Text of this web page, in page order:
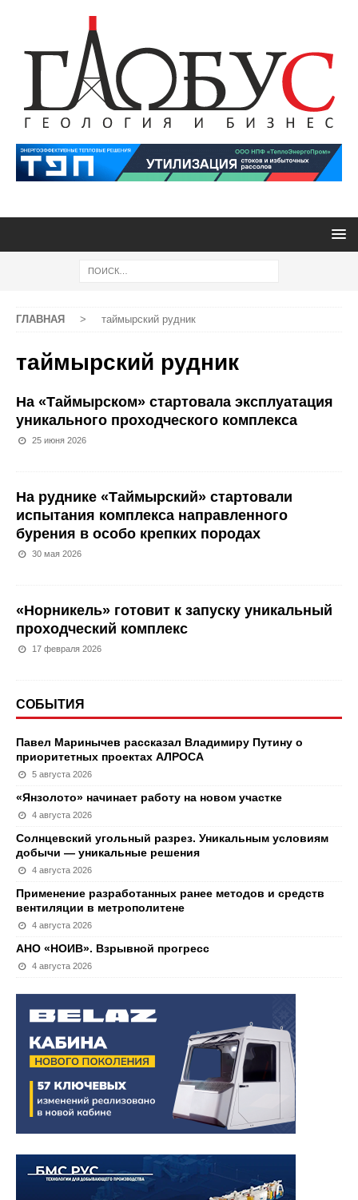
ГЛАВНАЯ > таймырский рудник
таймырский рудник
На «Таймырском» стартовала эксплуатация
уникального проходческого комплекса
25 июня 2026
На руднике «Таймырский» стартовали
испытания комплекса направленного
бурения в особо крепких породах
30 мая 2026
«Норникель» готовит к запуску уникальный
проходческий комплекс
17 февраля 2026
СОБЫТИЯ
Павел Маринычев рассказал Владимиру Путину о
приоритетных проектах АЛРОСА
5 августа 2026
«Янзолото» начинает работу на новом участке
4 августа 2026
Солнцевский угольный разрез. Уникальным условиям
добычи — уникальные решения
4 августа 2026
Применение разработанных ранее методов и средств
вентиляции в метрополитене
4 августа 2026
АНО «НОИВ». Взрывной прогресс
4 августа 2026